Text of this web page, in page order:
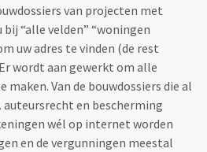
van projecten met
“alle velden” “woningen
uw adres te vinden (de rest
wordt aan gewerkt om alle
maken. Van de bouwdossiers die al
auteursrecht en bescherming
wél op internet worden
en de vergunningen meestal